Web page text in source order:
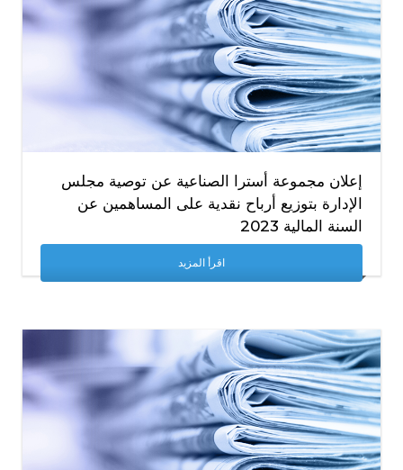
إعلان مجموعة أسترا الصناعية عن توصية مجلس
الإدارة بتوزيع أرباح نقدية على المساهمين عن
السنة المالية 2023
اقرأ المزيد